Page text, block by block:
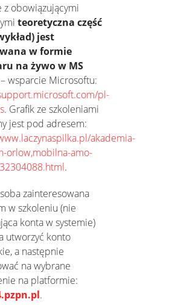
z obowiązującymi
teoretyczna część
jest
w formie
na żywo w MS
– wsparcie Microsoftu:
pl-
. Grafik ze szkoleniami
jest pod adresem:
akademia-
orlow,mobilna-amo-
.
zainteresowana
w szkoleniu (nie
konta w systemie)
utworzyć konto
a następnie
na wybrane
na platformie:
.